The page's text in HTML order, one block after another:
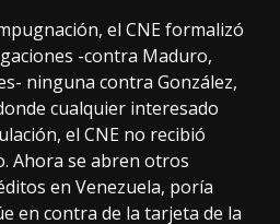
el CNE formalizó
-contra Maduro,
ninguna contra González,
cualquier interesado
el CNE no recibió
Ahora se abren otros
en Venezuela, poría
en contra de la tarjeta de la